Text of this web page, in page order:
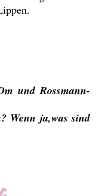
und Rossmann-
Wenn ja,was sind